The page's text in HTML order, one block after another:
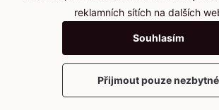
Ochrana osobních údajů
Cookies
2025 © Kameníčci s.r.o.
reklamních sítích na dalších
Souhlasím
Přijmout pouze nezbytné